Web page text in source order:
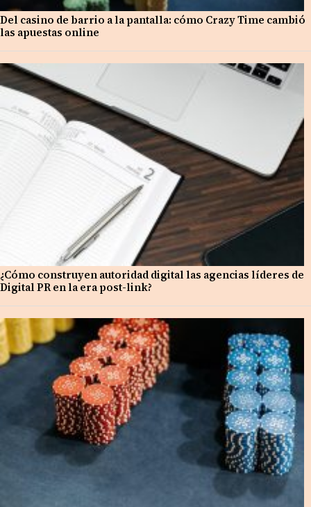
Del casino de barrio a la pantalla: cómo Crazy Time cambió
las apuestas online
¿Cómo construyen autoridad digital las agencias líderes de
Digital PR en la era post-link?